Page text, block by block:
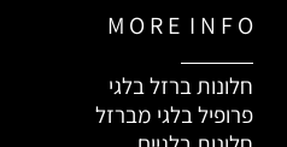
M O R E I N F O
חלונות ברזל בלגי
פרופיל בלגי מברזל